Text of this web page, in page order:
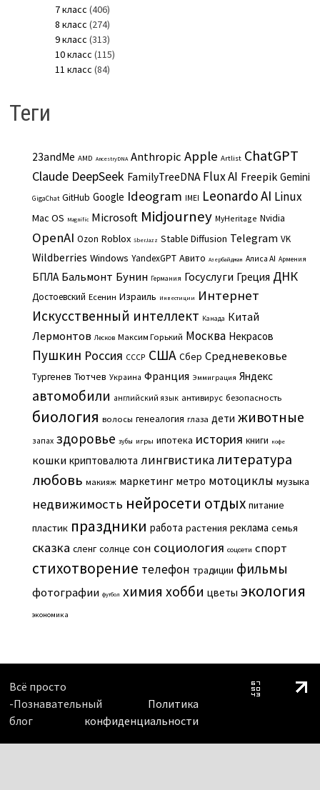
7 класс (406)
8 класс (274)
9 класс (313)
10 класс (115)
11 класс (84)
Теги
23andMe AMD AncestryDNA Anthropic Apple Artlist ChatGPT
Claude DeepSeek FamilyTreeDNA Flux AI Freepik Gemini
GigaChat GitHub Google Ideogram IMEI Leonardo AI Linux
Mac OS Magnific Microsoft Midjourney MyHeritage Nvidia
OpenAI Ozon Roblox SberJazz Stable Diffusion Telegram VK
Wildberries Windows YandexGPT Авито Азербайджан Алиса AI Армения
БПЛА Бальмонт Бунин Германия Госуслуги Греция ДНК
Достоевский Есенин Израиль Инвестиции Интернет
Искусственный интеллект Канада Китай
Лермонтов Лесков Максим Горький Москва Некрасов
Пушкин Россия СССР США Сбер Средневековье
Тургенев Тютчев Украина Франция Эммиграция Яндекс
автомобили английский язык антивирус безопасность
биология волосы генеалогия глаза дети животные
запах здоровье зубы игры ипотека история книги кофе
кошки криптовалюта лингвистикалитература
любовь макияж маркетинг метро мотоциклы музыка
недвижимость нейросети отдых питание
пластик праздники работа растения реклама семья
сказка сленг солнце сон социология соцсети спорт
стихотворение телефон традиции фильмы
фотографии футбол химия хобби цветы экология
экономика
Всё просто
-Познавательный
блог
Политика
конфиденциальности